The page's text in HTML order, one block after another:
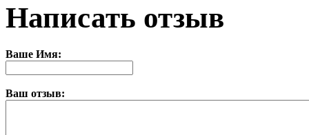
Написать отзыв
Ваше Имя:
Ваш отзыв: